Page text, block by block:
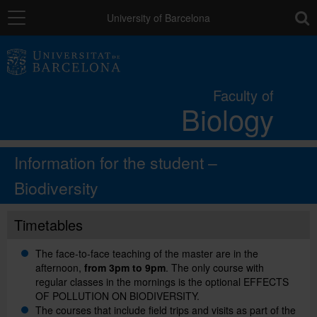
Navigation University of Barcelona
Faculty of
Biology
Research and innovation
Social actions
Directory
Information for the student –
Biodiversity
Timetables
The face-to-face teaching of the master are in the
afternoon, from 3pm to 9pm . The only course with
regular classes in the mornings is the optional EFFECTS
OF POLLUTION ON BIODIVERSITY.
The courses that include field trips and visits as part of the